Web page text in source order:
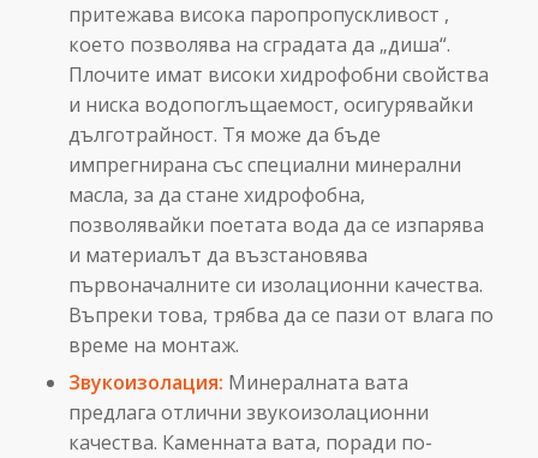
притежава висока паропропускливост ,
което позволява на сградата да „диша“.
Плочите имат високи хидрофобни свойства
и ниска водопоглъщаемост, осигурявайки
дълготрайност. Тя може да бъде
импрегнирана със специални минерални
масла, за да стане хидрофобна,
позволявайки поетата вода да се изпарява
и материалът да възстановява
първоначалните си изолационни качества.
Въпреки това, трябва да се пази от влага по
време на монтаж.
Звукоизолация: Минералната вата
предлага отлични звукоизолационни
качества. Каменната вата, поради по-